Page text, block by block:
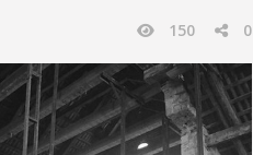
150 0